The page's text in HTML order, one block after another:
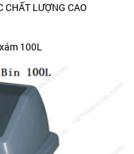
CHẤT LƯỢNG CAO
100L